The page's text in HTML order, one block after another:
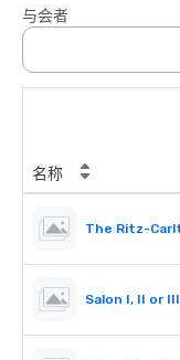
与会者
名称
Salon I, II or III